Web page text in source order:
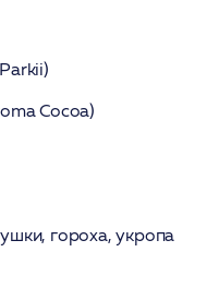
Cocoa)
гороха, укропа